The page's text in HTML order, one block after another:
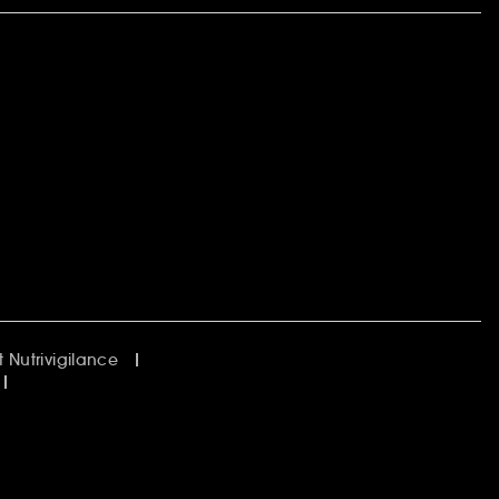
Nutrivigilance